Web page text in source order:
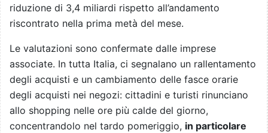
riduzione di 3,4 miliardi rispetto all’andamento
riscontrato nella prima metà del mese.
Le valutazioni sono confermate dalle imprese
associate. In tutta Italia, ci segnalano un rallentamento
degli acquisti e un cambiamento delle fasce orarie
degli acquisti nei negozi: cittadini e turisti rinunciano
allo shopping nelle ore più calde del giorno,
concentrandolo nel tardo pomeriggio, in particolare